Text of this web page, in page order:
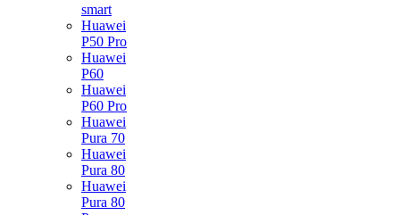
smart
Huawei
P50 Pro
Huawei
P60
Huawei
P60 Pro
Huawei
Pura 70
Huawei
Pura 80
Huawei
Pura 80